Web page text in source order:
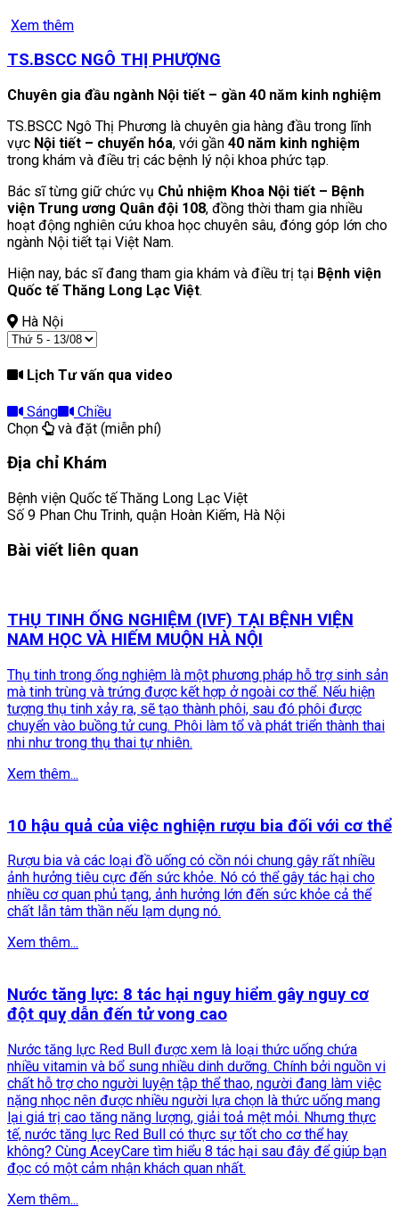
Xem thêm
TS.BSCC NGÔ THỊ PHƯỢNG
Chuyên gia đầu ngành Nội tiết – gần 40 năm kinh nghiệm
TS.BSCC Ngô Thị Phương là chuyên gia hàng đầu trong lĩnh
vực Nội tiết – chuyển hóa, với gần 40 năm kinh nghiệm
trong khám và điều trị các bệnh lý nội khoa phức tạp.
Bác sĩ từng giữ chức vụ Chủ nhiệm Khoa Nội tiết – Bệnh
viện Trung ương Quân đội 108, đồng thời tham gia nhiều
hoạt động nghiên cứu khoa học chuyên sâu, đóng góp lớn cho
ngành Nội tiết tại Việt Nam.
Hiện nay, bác sĩ đang tham gia khám và điều trị tại Bệnh viện
Quốc tế Thăng Long Lạc Việt.
Hà Nội
Lịch Tư vấn qua video
Sáng
Chiều
Chọn
và đặt (miễn phí)
Địa chỉ Khám
Bệnh viện Quốc tế Thăng Long Lạc Việt
Số 9 Phan Chu Trinh, quận Hoàn Kiếm, Hà Nội
Bài viết liên quan
THỤ TINH ỐNG NGHIỆM (IVF) TẠI BỆNH VIỆN
NAM HỌC VÀ HIẾM MUỘN HÀ NỘI
Thụ tinh trong ống nghiệm là một phương pháp hỗ trợ sinh sản
mà tinh trùng và trứng được kết hợp ở ngoài cơ thể. Nếu hiện
tượng thụ tinh xảy ra, sẽ tạo thành phôi, sau đó phôi được
chuyển vào buồng tử cung. Phôi làm tổ và phát triển thành thai
nhi như trong thụ thai tự nhiên.
Xem thêm...
10 hậu quả của việc nghiện rượu bia đối với cơ thể
Rượu bia và các loại đồ uống có cồn nói chung gây rất nhiều
ảnh hưởng tiêu cực đến sức khỏe. Nó có thể gây tác hại cho
nhiều cơ quan phủ tạng, ảnh hưởng lớn đến sức khỏe cả thể
chất lẫn tâm thần nếu lạm dụng nó.
Xem thêm...
Nước tăng lực: 8 tác hại nguy hiểm gây nguy cơ
đột quỵ dẫn đến tử vong cao
Nước tăng lực Red Bull được xem là loại thức uống chứa
nhiều vitamin và bổ sung nhiều dinh dưỡng. Chính bởi nguồn vi
chất hỗ trợ cho người luyện tập thể thao, người đang làm việc
nặng nhọc nên được nhiều người lựa chọn là thức uống mang
lại giá trị cao tăng năng lượng, giải toả mệt mỏi. Nhưng thực
tế, nước tăng lực Red Bull có thực sự tốt cho cơ thể hay
không? Cùng AceyCare tìm hiểu 8 tác hại sau đây để giúp bạn
đọc có một cảm nhận khách quan nhất.
Xem thêm...